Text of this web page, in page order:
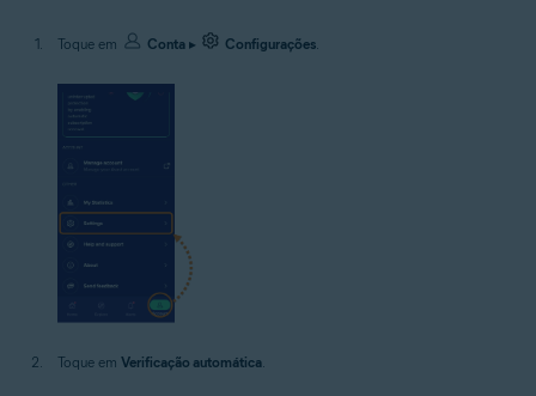
Toque em Conta ▸ Configurações
Toque em Verificação automática